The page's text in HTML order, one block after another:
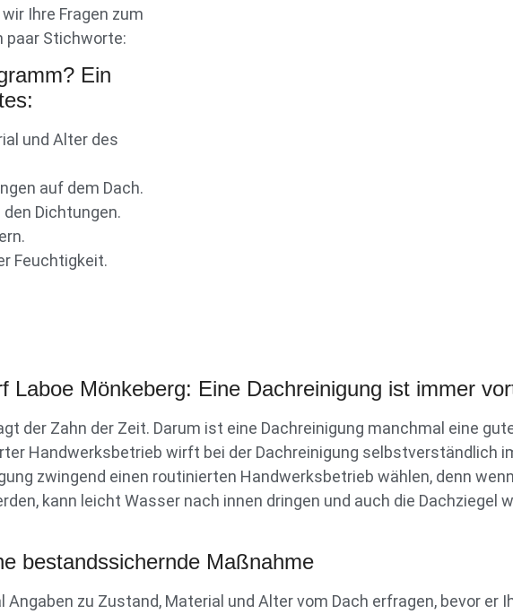
Ihre Fragen zum
paar Stichworte:
Ein
und Alter des
auf dem Dach.
Dichtungen.
Feuchtigkeit.
Laboe Mönkeberg: Eine Dachreinigung ist immer
der Zahn der Zeit. Darum ist eine Dachreinigung manchmal eine
Handwerksbetrieb wirft bei der Dachreinigung selbstverständlich
zwingend einen routinierten Handwerksbetrieb wählen, denn
kann leicht Wasser nach innen dringen und auch die Dachziegel
bestandssichernde Maßnahme
zu Zustand, Material und Alter vom Dach erfragen, bevor er